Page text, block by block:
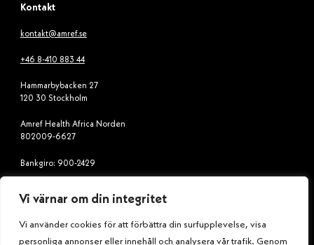
Vi värnar om din integritet
Vi använder cookies för att förbättra din surfupplevelse, visa
personliga annonser eller innehåll och analysera vår trafik. Genom
Kontakt
kontakt@amref.se
+46 8-410 883 44
Hammarbybacken 27
120 30 Stockholm
Amref Health Africa Norden
802009-6627
Bankgiro: 900-2429
Följ oss